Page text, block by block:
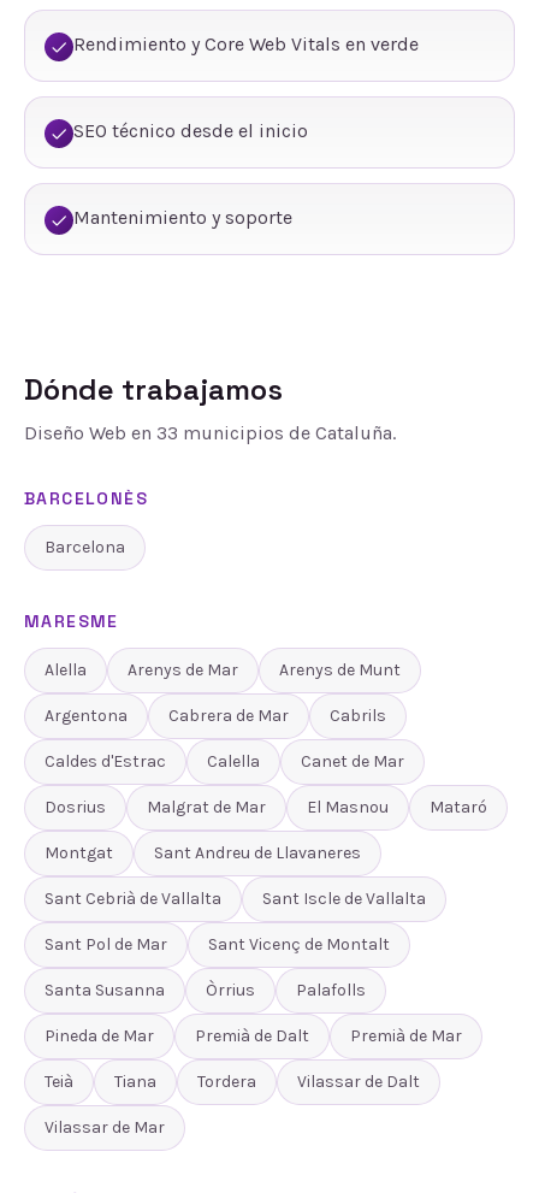
Rendimiento y Core Web Vitals en verde
SEO técnico desde el inicio
Mantenimiento y soporte
Dónde trabajamos
Diseño Web en 33 municipios de Cataluña.
BARCELONÈS
Barcelona
MARESME
Alella Arenys de Mar Arenys de Munt
Argentona Cabrera de Mar Cabrils
Caldes d'Estrac Calella Canet de Mar
Dosrius Malgrat de Mar El Masnou Mataró
Montgat Sant Andreu de Llavaneres
Sant Cebrià de Vallalta Sant Iscle de Vallalta
Sant Pol de Mar Sant Vicenç de Montalt
Santa Susanna Òrrius Palafolls
Pineda de Mar Premià de Dalt Premià de Mar
Teià Tiana Tordera Vilassar de Dalt
Vilassar de Mar